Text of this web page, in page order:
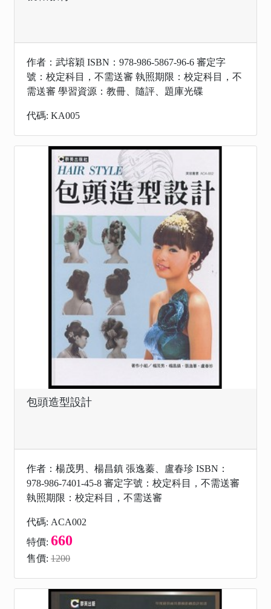
作者：武塎穎 ISBN：978-986-5867-96-6 審定字
號：校定科目，不需送審 執照期限：校定科目，不
需送審 學習資源：教冊、隨評、題庫光碟
代碼: KA005
包頭造型設計
作者：楊茂男、楊昌鎮 張逸蓁、盧春珍 ISBN：
978-986-7401-45-8 審定字號：校定科目，不需送審
執照期限：校定科目，不需送審
代碼: ACA002
特價: 660
售價: 1200